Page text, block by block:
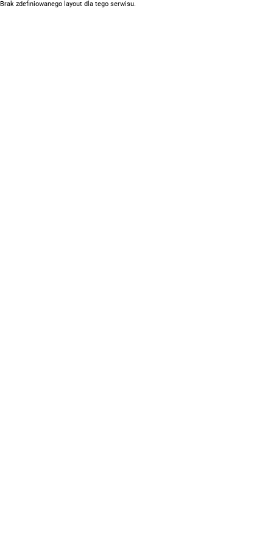
Brak zdefiniowanego layout dla tego serwisu.